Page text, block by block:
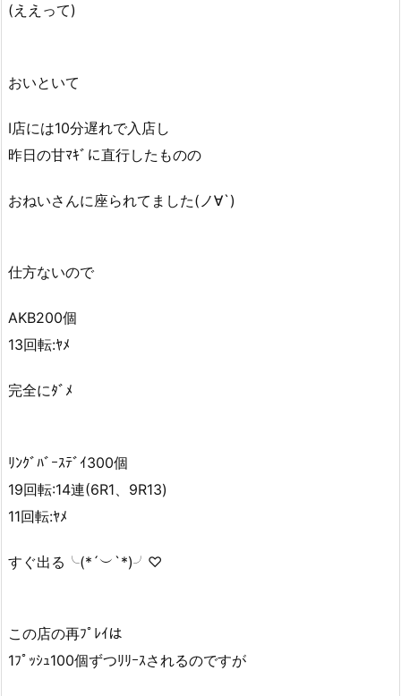
(ええって)
おいといて
I店には10分遅れで入店し
昨日の甘ﾏｷﾞに直行したものの
おねいさんに座られてました(ノ∀`)
仕方ないので
AKB200個
13回転:ﾔﾒ
完全にﾀﾞﾒ
ﾘﾝｸﾞﾊﾞｰｽﾃﾞｲ300個
19回転:14連(6R1、9R13)
11回転:ﾔﾒ
すぐ出る╰(*´︶`*)╯♡
この店の再ﾌﾟﾚｲは
1ﾌﾟｯｼｭ100個ずつﾘﾘｰｽされるのですが